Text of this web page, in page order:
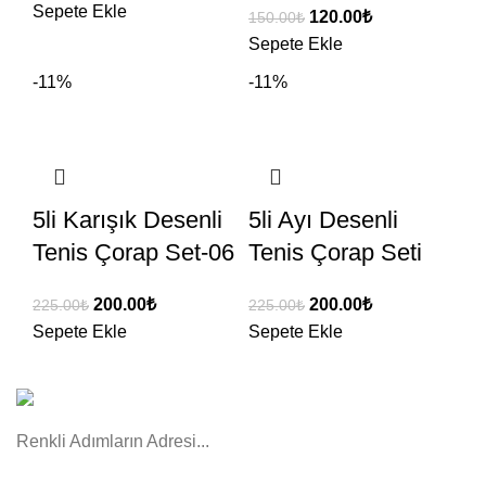
Sepete Ekle
150.00₺ 120.00₺
Sepete Ekle
-11%
5li Karışık Desenli
Tenis Çorap Set-06
225.00₺ 200.00₺
Sepete Ekle
-11%
5li Ayı Desenli
Tenis Çorap Seti
225.00₺ 200.00₺
Sepete Ekle
Renkli Adımların Adresi...